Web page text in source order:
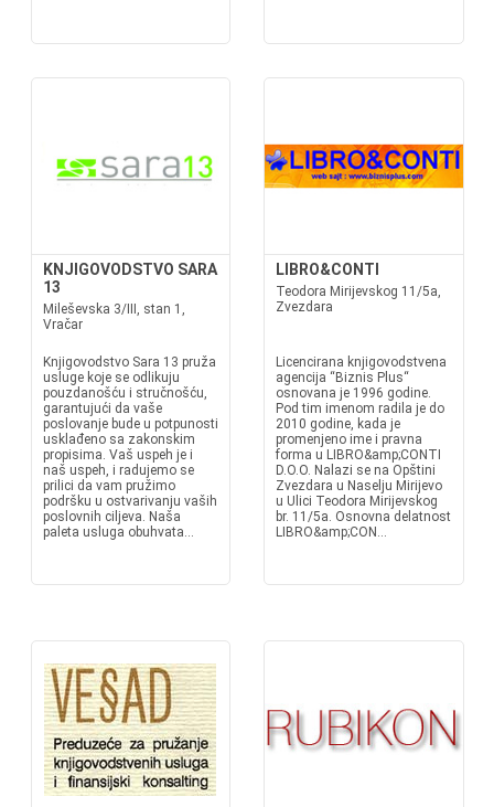
KNJIGOVODSTVO SARA
13
Mileševska 3/III, stan 1,
Vračar
Knjigovodstvo Sara 13 pruža
usluge koje se odlikuju
pouzdanošću i stručnošću,
garantujući da vaše
poslovanje bude u potpunosti
usklađeno sa zakonskim
propisima. Vaš uspeh je i
naš uspeh, i radujemo se
prilici da vam pružimo
podršku u ostvarivanju vaših
poslovnih ciljeva. Naša
paleta usluga obuhvata...
LIBRO&CONTI
Teodora Mirijevskog 11/5a,
Zvezdara
Licencirana knjigovodstvena
agencija “Biznis Plus“
osnovana je 1996 godine.
Pod tim imenom radila je do
2010 godine, kada je
promenjeno ime i pravna
forma u LIBRO&amp;CONTI
D.O.O. Nalazi se na Opštini
Zvezdara u Naselju Mirijevo
u Ulici Teodora Mirijevskog
br. 11/5a. Osnovna delatnost
LIBRO&amp;CON...